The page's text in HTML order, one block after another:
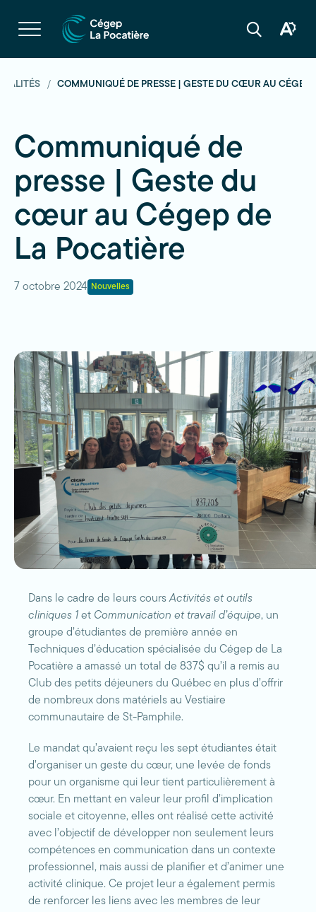
Ouvrir
la
navigation
Ouvrir
recherche
Ouvrir
outils
COMMUNIQUÉ DE PRESSE | GESTE DU CŒUR AU CÉGEP
Communiqué de
presse | Geste du
cœur au Cégep de
La Pocatière
7 octobre 2024 Nouvelles
Dans le cadre de leurs coursActivités et outils
cliniques 1 et Communication et travail d’équipe, un
groupe d’étudiantes de première année en
Techniques d’éducation spécialisée du Cégep de La
Pocatière a amassé un total de 837$ qu’il a remis au
Club des petits déjeuners du Québec en plus d’offrir
de nombreux dons matériels au Vestiaire
communautaire de St-Pamphile.
Le mandat qu’avaient reçu les sept étudiantes était
d’organiser un geste du cœur, une levée de fonds
pour un organisme qui leur tient particulièrement à
cœur. En mettant en valeur leur profil d’implication
sociale et citoyenne, elles ont réalisé cette activité
avec l’objectif de développer non seulement leurs
compétences en communication dans un contexte
professionnel, mais aussi de planifier et d’animer une
activité clinique. Ce projet leur a également permis
de renforcer les liens avec les membres de leur